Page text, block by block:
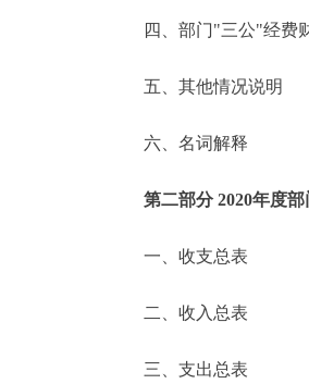
便民服务
中介服务
政民互动
12345网上
参与调查
走进北京
四、部门"三公"经费财
五、其他情况说明
六、名词解释
第二部分 2020年度
一、收支总表
二、收入总表
三、支出总表